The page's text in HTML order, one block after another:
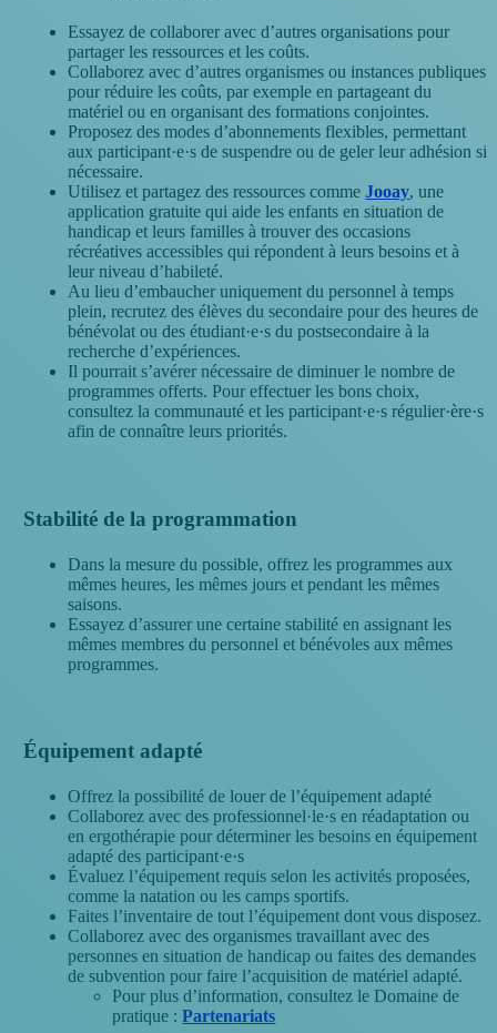
Essayez de collaborer avec d’autres organisations pour
partager les ressources et les coûts.
Collaborez avec d’autres organismes ou instances publiques
pour réduire les coûts, par exemple en partageant du
matériel ou en organisant des formations conjointes.
Proposez des modes d’abonnements flexibles, permettant
aux participant·e·s de suspendre ou de geler leur adhésion si
nécessaire.
Utilisez et partagez des ressources commeJooay, une
application gratuite qui aide les enfants en situation de
handicap et leurs familles à trouver des occasions
récréatives accessibles qui répondent à leurs besoins et à
leur niveau d’habileté.
Au lieu d’embaucher uniquement du personnel à temps
plein, recrutez des élèves du secondaire pour des heures de
bénévolat ou des étudiant·e·s du postsecondaire à la
recherche d’expériences.
Il pourrait s’avérer nécessaire de diminuer le nombre de
programmes offerts. Pour effectuer les bons choix,
consultez la communauté et les participant·e·s régulier·ère·s
afin de connaître leurs priorités.
Stabilité de la programmation
Dans la mesure du possible, offrez les programmes aux
mêmes heures, les mêmes jours et pendant les mêmes
saisons.
Essayez d’assurer une certaine stabilité en assignant les
mêmes membres du personnel et bénévoles aux mêmes
programmes.
Équipement adapté
Offrez la possibilité de louer de l’équipement adapté
Collaborez avec des professionnel·le·s en réadaptation ou
en ergothérapie pour déterminer les besoins en équipement
adapté des participant·e·s
Évaluez l’équipement requis selon les activités proposées,
comme la natation ou les camps sportifs.
Faites l’inventaire de tout l’équipement dont vous disposez.
Collaborez avec des organismes travaillant avec des
personnes en situation de handicap ou faites des demandes
de subvention pour faire l’acquisition de matériel adapté.
Pour plus d’information, consultez le Domaine de
pratique :Partenariats